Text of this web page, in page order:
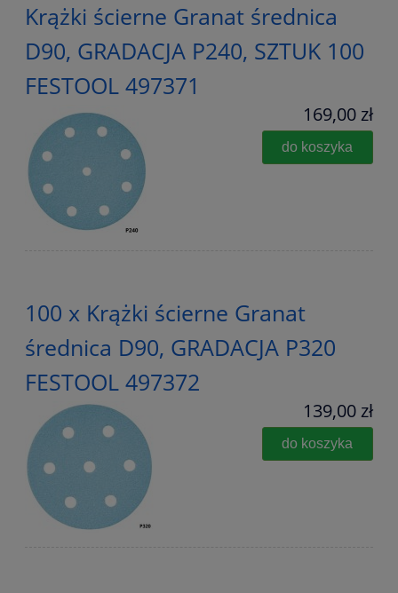
Krążki ścierne Granat średnica
D90, GRADACJA P240, SZTUK 100
FESTOOL 497371
169,00 zł
do koszyka
100 x Krążki ścierne Granat
średnica D90, GRADACJA P320
FESTOOL 497372
139,00 zł
do koszyka